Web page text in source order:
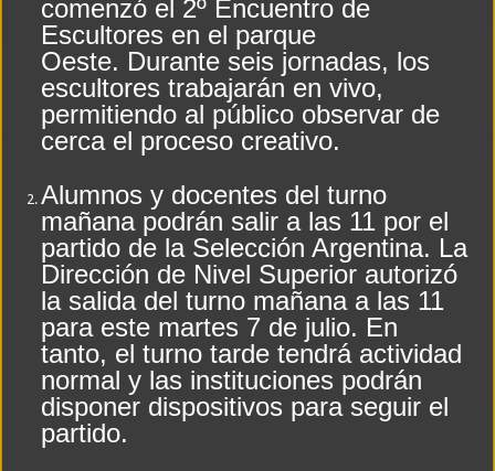
Divisiones Inferiores de la Liga Santiagueña: Cronograma de la segunda fecha
LO QUE DEBES SABER DEL DEPORTE EN ESTE DIA 7 DE AGOSTO
comenzó el 2º Encuentro de
Escultores en el parque
Oeste. Durante seis jornadas, los
escultores trabajarán en vivo,
permitiendo al público observar de
cerca el proceso creativo.
Alumnos y docentes del turno
mañana podrán salir a las 11 por el
partido de la Selección Argentina. La
Dirección de Nivel Superior autorizó
la salida del turno mañana a las 11
para este martes 7 de julio. En
tanto, el turno tarde tendrá actividad
normal y las instituciones podrán
disponer dispositivos para seguir el
partido.